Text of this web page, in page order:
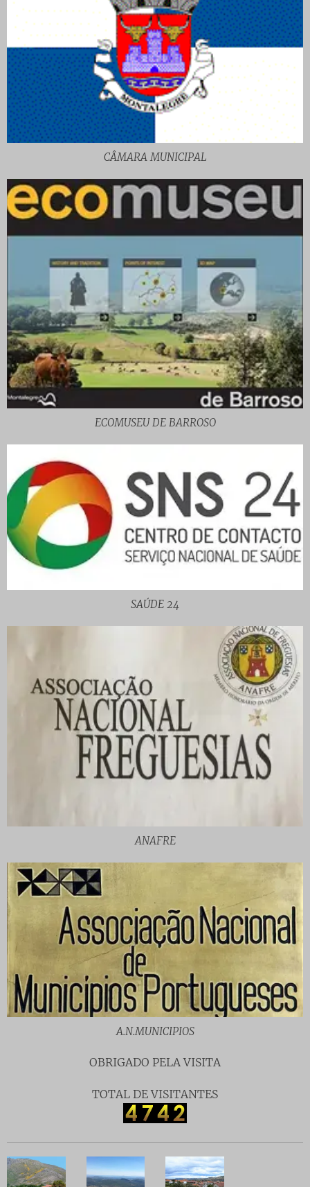
CÂMARA MUNICIPAL
ECOMUSEU DE BARROSO
SAÚDE 24
ANAFRE
A.N.MUNICIPIOS
OBRIGADO PELA VISITA
TOTAL DE VISITANTES